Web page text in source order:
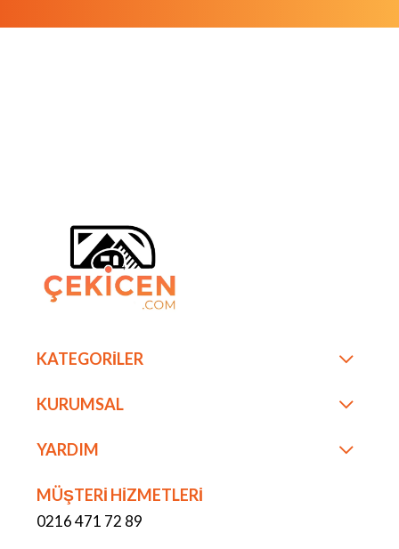
KATEGORİLER
KURUMSAL
YARDIM
MÜŞTERİ HİZMETLERİ
0216 471 72 89